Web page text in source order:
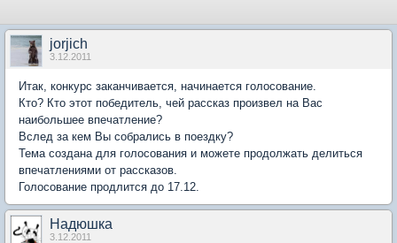
jorjich
3.12.2011
Итак, конкурс заканчивается, начинается голосование.
Кто? Кто этот победитель, чей рассказ произвел на Вас
наибольшее впечатление?
Вслед за кем Вы собрались в поездку?
Тема создана для голосования и можете продолжать делиться
впечатлениями от рассказов.
Голосование продлится до 17.12.
Надюшка
3.12.2011